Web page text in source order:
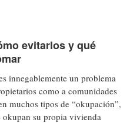
evitarlos y qué
innegablemente un problema
como a comunidades
muchos tipos de “okupación”,
okupan su propia vivienda